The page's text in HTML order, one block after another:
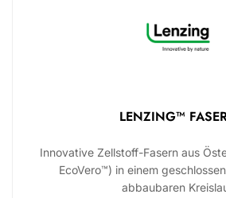
LENZING™
Innovative Zellstoff-Fasern aus
EcoVero™) in einem
abbaubaren